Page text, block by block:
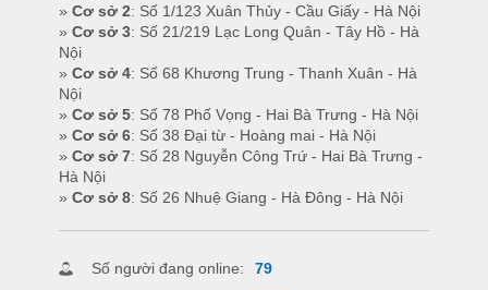
» Cơ sở 2: Số 1/123 Xuân Thủy - Cầu Giấy - Hà Nội
» Cơ sở 3: Số 21/219 Lạc Long Quân - Tây Hồ - Hà
Nội
» Cơ sở 4: Số 68 Khương Trung - Thanh Xuân - Hà
Nội
» Cơ sở 5: Số 78 Phố Vọng - Hai Bà Trưng - Hà Nội
» Cơ sở 6: Số 38 Đại từ - Hoàng mai - Hà Nội
» Cơ sở 7: Số 28 Nguyễn Công Trứ - Hai Bà Trưng -
Hà Nội
» Cơ sở 8: Số 26 Nhuệ Giang - Hà Đông - Hà Nội
Số người đang online:
79